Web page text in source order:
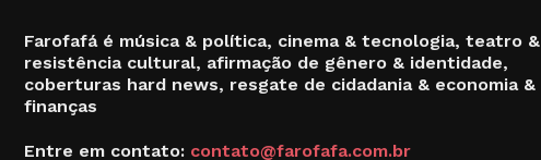
Farofafá é música & política, cinema & tecnologia, teatro &
resistência cultural, afirmação de gênero & identidade,
coberturas hard news, resgate de cidadania & economia &
finanças
Entre em contato: contato@farofafa.com.br